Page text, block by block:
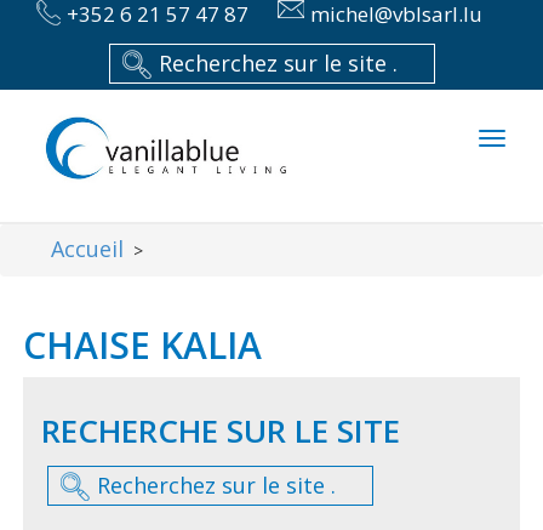
+352 6 21 57 47 87 michel@vblsarl.lu
Accueil >
CHAISE KALIA
RECHERCHE SUR LE SITE